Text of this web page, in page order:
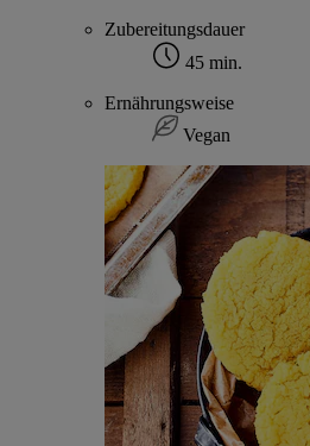
Zubereitungsdauer
45 min.
Ernährungsweise
Vegan